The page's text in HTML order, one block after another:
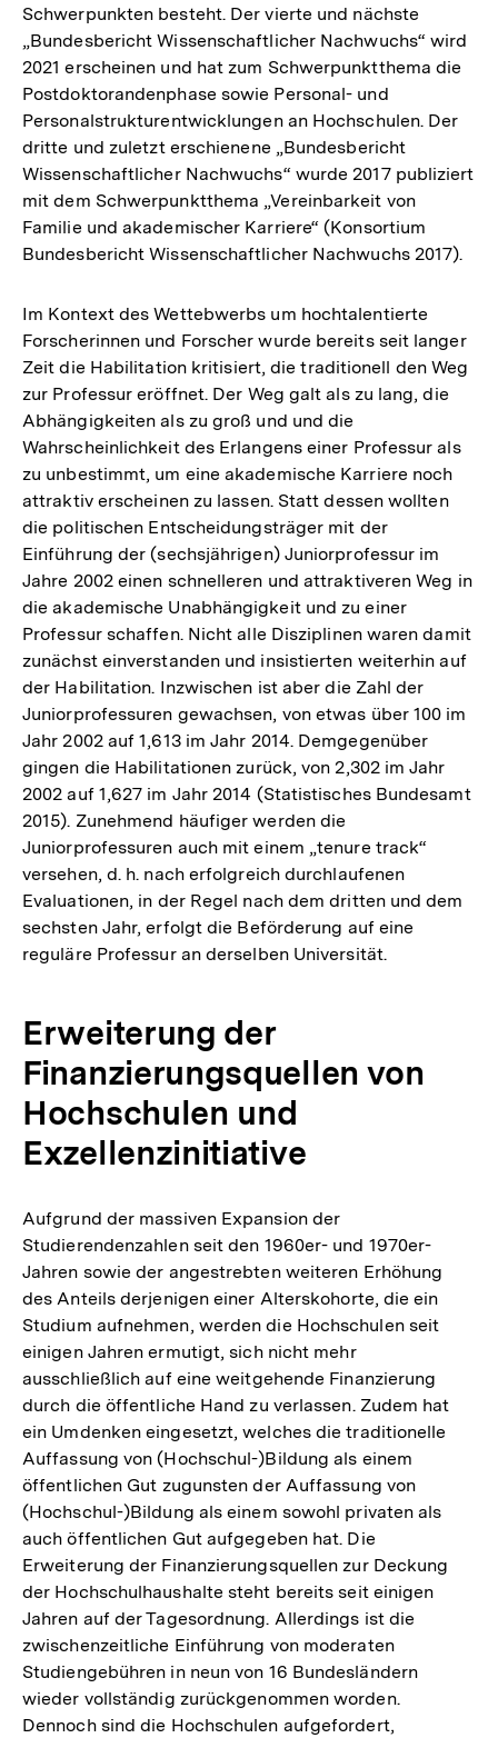
Schwerpunkten besteht. Der vierte und nächste
„Bundesbericht Wissenschaftlicher Nachwuchs“ wird
2021 erscheinen und hat zum Schwerpunktthema die
Postdoktorandenphase sowie Personal- und
Personalstrukturentwicklungen an Hochschulen. Der
dritte und zuletzt erschienene „Bundesbericht
Wissenschaftlicher Nachwuchs“ wurde 2017 publiziert
mit dem Schwerpunktthema „Vereinbarkeit von
Familie und akademischer Karriere“ (Konsortium
Bundesbericht Wissenschaftlicher Nachwuchs 2017).
Im Kontext des Wettebwerbs um hochtalentierte
Forscherinnen und Forscher wurde bereits seit langer
Zeit die Habilitation kritisiert, die traditionell den Weg
zur Professur eröffnet. Der Weg galt als zu lang, die
Abhängigkeiten als zu groß und und die
Wahrscheinlichkeit des Erlangens einer Professur als
zu unbestimmt, um eine akademische Karriere noch
attraktiv erscheinen zu lassen. Statt dessen wollten
die politischen Entscheidungsträger mit der
Einführung der (sechsjährigen) Juniorprofessur im
Jahre 2002 einen schnelleren und attraktiveren Weg in
die akademische Unabhängigkeit und zu einer
Professur schaffen. Nicht alle Disziplinen waren damit
zunächst einverstanden und insistierten weiterhin auf
der Habilitation. Inzwischen ist aber die Zahl der
Juniorprofessuren gewachsen, von etwas über 100 im
Jahr 2002 auf 1,613 im Jahr 2014. Demgegenüber
gingen die Habilitationen zurück, von 2,302 im Jahr
2002 auf 1,627 im Jahr 2014 (Statistisches Bundesamt
2015). Zunehmend häufiger werden die
Juniorprofessuren auch mit einem „tenure track“
versehen, d. h. nach erfolgreich durchlaufenen
Evaluationen, in der Regel nach dem dritten und dem
sechsten Jahr, erfolgt die Beförderung auf eine
reguläre Professur an derselben Universität.
Erweiterung der
Finanzierungsquellen von
Hochschulen und
Exzellenzinitiative
Aufgrund der massiven Expansion der
Studierendenzahlen seit den 1960er- und 1970er-
Jahren sowie der angestrebten weiteren Erhöhung
des Anteils derjenigen einer Alterskohorte, die ein
Studium aufnehmen, werden die Hochschulen seit
einigen Jahren ermutigt, sich nicht mehr
ausschließlich auf eine weitgehende Finanzierung
durch die öffentliche Hand zu verlassen. Zudem hat
ein Umdenken eingesetzt, welches die traditionelle
Auffassung von (Hochschul-)Bildung als einem
öffentlichen Gut zugunsten der Auffassung von
(Hochschul-)Bildung als einem sowohl privaten als
auch öffentlichen Gut aufgegeben hat. Die
Erweiterung der Finanzierungsquellen zur Deckung
der Hochschulhaushalte steht bereits seit einigen
Jahren auf der Tagesordnung. Allerdings ist die
zwischenzeitliche Einführung von moderaten
Studiengebühren in neun von 16 Bundesländern
wieder vollständig zurückgenommen worden.
Dennoch sind die Hochschulen aufgefordert,